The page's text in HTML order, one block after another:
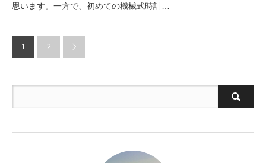
思います。一方で、初めての機械式時計…
1 2